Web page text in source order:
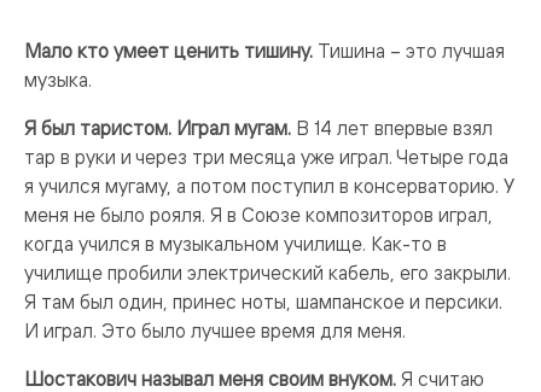
Мало кто умеет ценить тишину. Тишина – это лучшая
музыка.
Я был таристом. Играл мугам. В 14 лет впервые взял
тар в руки и через три месяца уже играл. Четыре года
я учился мугаму, а потом поступил в консерваторию. У
меня не было рояля. Я в Союзе композиторов играл,
когда учился в музыкальном училище. Как-то в
училище пробили электрический кабель, его закрыли.
Я там был один, принес ноты, шампанское и персики.
И играл. Это было лучшее время для меня.
Шостакович называл меня своим внуком. Я считаю